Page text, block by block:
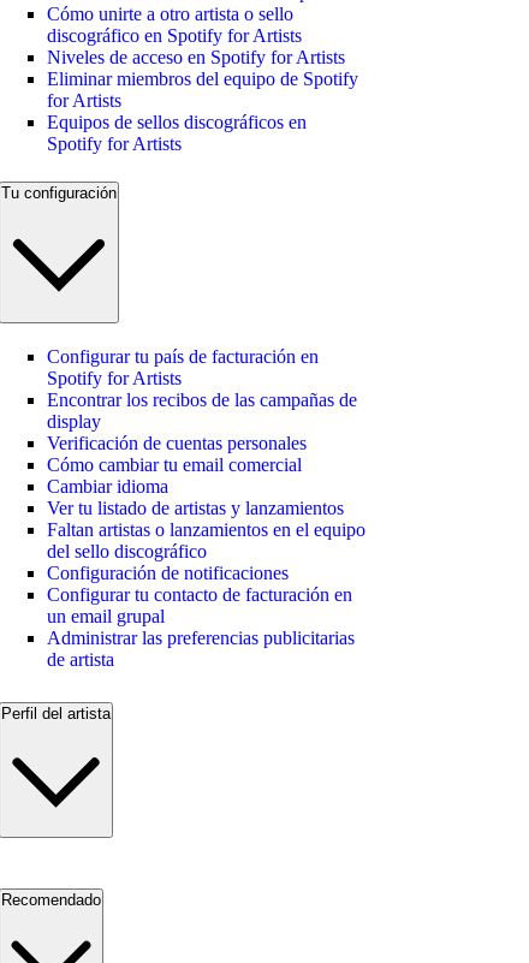
Cómo unirte a otro artista o sello
discográfico en Spotify for Artists
Niveles de acceso en Spotify for Artists
Eliminar miembros del equipo de Spotify
for Artists
Equipos de sellos discográficos en
Spotify for Artists
Tu configuración
Configurar tu país de facturación en
Spotify for Artists
Encontrar los recibos de las campañas de
display
Verificación de cuentas personales
Cómo cambiar tu email comercial
Cambiar idioma
Ver tu listado de artistas y lanzamientos
Faltan artistas o lanzamientos en el equipo
del sello discográfico
Configuración de notificaciones
Configurar tu contacto de facturación en
un email grupal
Administrar las preferencias publicitarias
de artista
Perfil del artista
Recomendado